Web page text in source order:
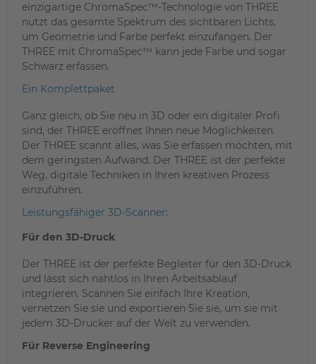
einzigartige ChromaSpec™-Technologie von THREE
nutzt das gesamte Spektrum des sichtbaren Lichts,
um Geometrie und Farbe perfekt einzufangen. Der
THREE mit ChromaSpec™ kann jede Farbe und sogar
Schwarz erfassen.
Ein Komplettpaket
Ganz gleich, ob Sie neu in 3D oder ein digitaler Profi
sind, der THREE eröffnet Ihnen neue Möglichkeiten.
Der THREE scannt alles, was Sie erfassen möchten, mit
dem geringsten Aufwand. Der THREE ist der perfekte
Weg, digitale Techniken in Ihren kreativen Prozess
einzuführen.
Leistungsfähiger 3D-Scanner:
Für den 3D-Druck
Der THREE ist der perfekte Begleiter für den 3D-Druck
und lässt sich nahtlos in Ihren Arbeitsablauf
integrieren. Scannen Sie einfach Ihre Kreation,
vernetzen Sie sie und exportieren Sie sie, um sie mit
jedem 3D-Drucker auf der Welt zu verwenden.
Für Reverse Engineering